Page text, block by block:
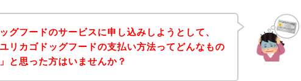
グフードのサービスに申し込みしようとして、
ユリカゴドッグフードの支払い方法ってどんなもの
と思った方はいませんか？